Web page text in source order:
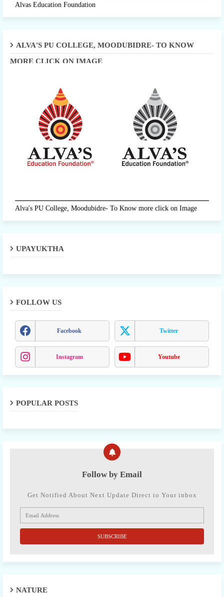
Alvas Education Foundation
ALVA'S PU COLLEGE, MOODUBIDRE- TO KNOW
MORE CLICK ON IMAGE
Alva's PU College, Moodubidre- To Know more click on Image
UPAYUKTHA
FOLLOW US
Facebook Twitter
Instagram Youtube
POPULAR POSTS
Follow by Email
Get Notified About Next Update Direct to Your inbox
NATURE